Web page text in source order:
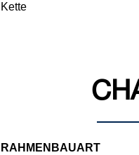
Kette
RAHMENBAUART